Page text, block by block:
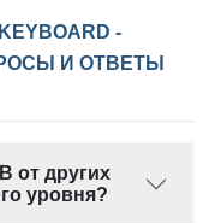
-
И ОТВЕТЫ
от других
уровня?